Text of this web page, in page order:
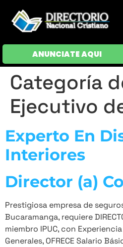
ANUNCIATE AQUI
Categoría
Ejecutivo
Experto En
Interiores
Director (a)
Prestigiosa empresa de
Bucaramanga, requiere
miembro IPUC, con
Generales, OFRECE Salario